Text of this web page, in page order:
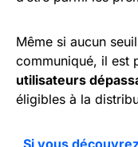
Même si aucun
communiqué, il est
utilisateurs
éligibles à la
Si vous